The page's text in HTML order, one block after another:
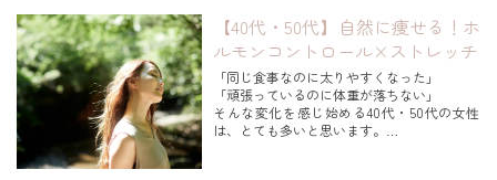
ッチをまとめました🌿
ぜひご覧ください👇 詳細はコチラ https://y
outu.be/2Z_UB_oEZLg?si=DFYQ...
【40代・50代】自然に痩せる！ホ
ルモンコントロール×ストレッチ
「同じ食事なのに太りやすくなった」
「頑張っているのに体重が落ちない」
そんな変化を感じ始める40代・50代の女性
は、とても多いと思います。